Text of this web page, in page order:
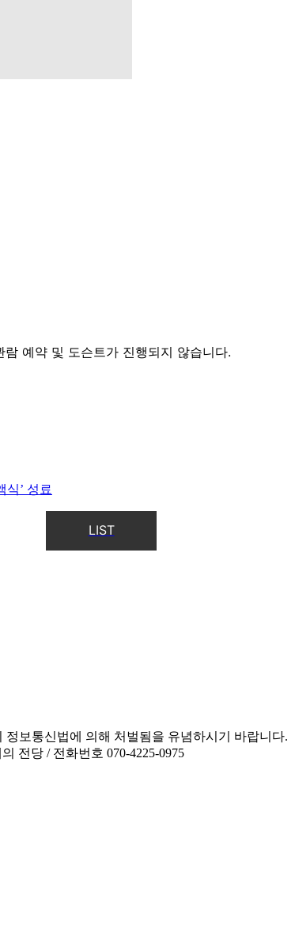
예약 및 도슨트가 진행되지 않습니다.
식’ 성료
LIST
보통신법에 의해 처벌됨을 유념하시기 바랍니다.
전당 / 전화번호 070-4225-0975